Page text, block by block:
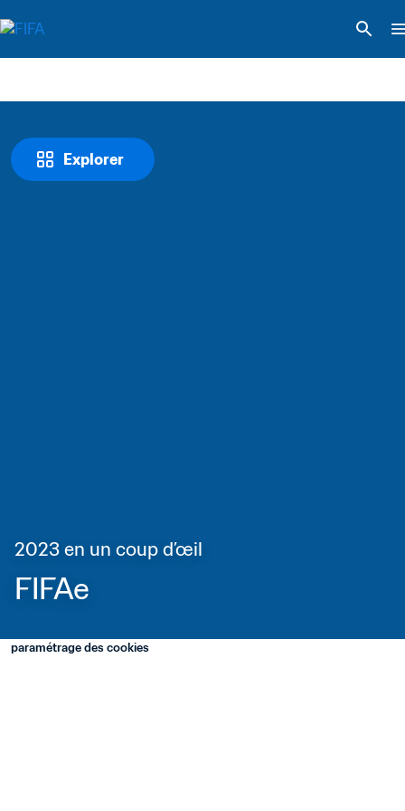
Explorer
2023 en un coup d’œil
FIFAe
paramétrage des cookies